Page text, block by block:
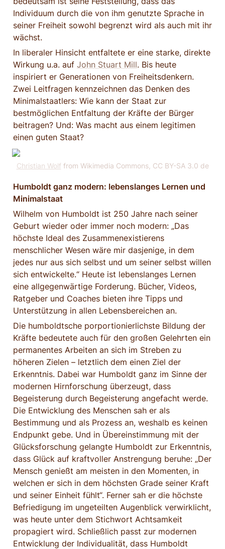
Individuum durch die von ihm genutzte Sprache in
seiner Freiheit sowohl begrenzt wird als auch mit ihr
wächst.
In liberaler Hinsicht entfaltete er eine starke, direkte
Wirkung u.a. auf John Stuart Mill. Bis heute
inspiriert er Generationen von Freiheitsdenkern.
Zwei Leitfragen kennzeichnen das Denken des
Minimalstaatlers: Wie kann der Staat zur
bestmöglichen Entfaltung der Kräfte der Bürger
beitragen? Und: Was macht aus einem legitimen
einen guten Staat?
Christian Wolf from Wikimedia Commons, CC BY-SA 3.0 de
Humboldt ganz modern: lebenslanges Lernen und
Minimalstaat
Wilhelm von Humboldt ist 250 Jahre nach seiner
Geburt wieder oder immer noch modern: „Das
höchste Ideal des Zusammenexistierens
menschlicher Wesen wäre mir dasjenige, in dem
jedes nur aus sich selbst und um seiner selbst willen
sich entwickelte.“ Heute ist lebenslanges Lernen
eine allgegenwärtige Forderung. Bücher, Videos,
Ratgeber und Coaches bieten ihre Tipps und
Unterstützung in allen Lebensbereichen an.
Die humboldtsche porportionierlichste Bildung der
Kräfte bedeutete auch für den großen Gelehrten ein
permanentes Arbeiten an sich im Streben zu
höheren Zielen – letztlich dem einen Ziel der
Erkenntnis. Dabei war Humboldt ganz im Sinne der
modernen Hirnforschung überzeugt, dass
Begeisterung durch Begeisterung angefacht werde.
Die Entwicklung des Menschen sah er als
Bestimmung und als Prozess an, weshalb es keinen
Endpunkt gebe. Und in Übereinstimmung mit der
Glücksforschung gelangte Humboldt zur Erkenntnis,
dass Glück auf kraftvoller Anstrengung beruhe: „Der
Mensch genießt am meisten in den Momenten, in
welchen er sich in dem höchsten Grade seiner Kraft
und seiner Einheit fühlt“. Ferner sah er die höchste
Befriedigung im ungeteilten Augenblick verwirklicht,
was heute unter dem Stichwort Achtsamkeit
propagiert wird. Schließlich passt zur modernen
Entwicklung der Individualität, dass Humboldt